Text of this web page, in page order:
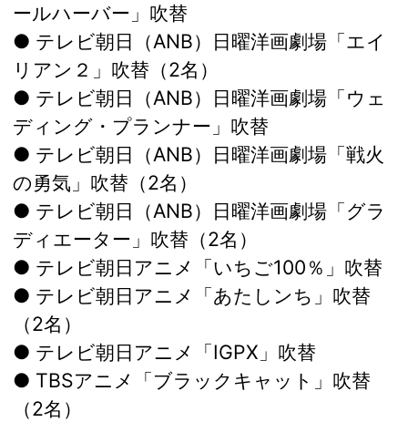
ールハーバー」吹替
● テレビ朝日（ANB）日曜洋画劇場「エイ
リアン２」吹替（2名）
● テレビ朝日（ANB）日曜洋画劇場「ウェ
ディング・プランナー」吹替
● テレビ朝日（ANB）日曜洋画劇場「戦火
の勇気」吹替（2名）
● テレビ朝日（ANB）日曜洋画劇場「グラ
ディエーター」吹替（2名）
● テレビ朝日アニメ「いちご100％」吹替
● テレビ朝日アニメ「あたしンち」吹替
（2名）
● テレビ朝日アニメ「IGPX」吹替
● TBSアニメ「ブラックキャット」吹替
（2名）